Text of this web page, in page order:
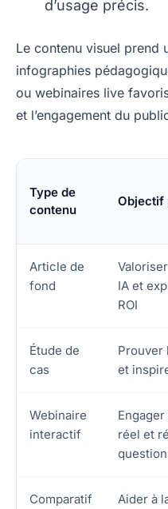
d’usage précis.
Le contenu visuel prend
infographies
ou webinaires live
et l’engagement du
Type de
contenu
Objectif
Article de
fond
IA et
ROI
Étude de
cas
Prouver
et
Webinaire
interactif
réel et
Comparatif
Aider à